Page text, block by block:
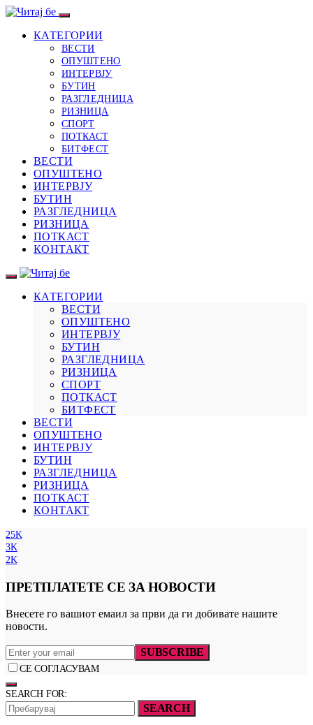
КАТЕГОРИИ
ВЕСТИ
ОПУШТЕНО
ИНТЕРВЈУ
БУТИН
РАЗГЛЕДНИЦА
РИЗНИЦА
СПОРТ
ПОТКАСТ
БИТФЕСТ
ВЕСТИ
ОПУШТЕНО
ИНТЕРВЈУ
БУТИН
РАЗГЛЕДНИЦА
РИЗНИЦА
ПОТКАСТ
КОНТАКТ
КАТЕГОРИИ
ВЕСТИ
ОПУШТЕНО
ИНТЕРВЈУ
БУТИН
РАЗГЛЕДНИЦА
РИЗНИЦА
СПОРТ
ПОТКАСТ
БИТФЕСТ
ВЕСТИ
ОПУШТЕНО
ИНТЕРВЈУ
БУТИН
РАЗГЛЕДНИЦА
РИЗНИЦА
ПОТКАСТ
КОНТАКТ
25K
3K
2K
ПРЕТПЛАТЕТЕ СЕ ЗА НОВОСТИ
Внесете го вашиот емаил за први да ги добивате нашите
новости.
SUBSCRIBE
СЕ СОГЛАСУВАМ
SEARCH FOR:
SEARCH